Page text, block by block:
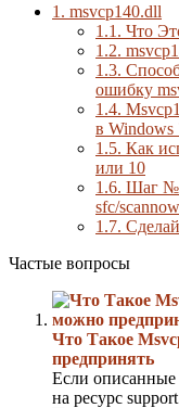
1. msvcp140.dll
1.1. Что
1.2.
1.3.
ошибку
1.4.
в Windows
1.5. Как
или 10
1.6. Шаг №
sfc/scannow
1.7.
Частые вопросы
Что Такое
предпринять
Если
на ресурс